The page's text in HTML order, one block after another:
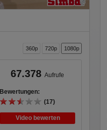
360p 720p 1080p
67.378 Aufrufe
Bewertungen:
(17)
Video bewerten